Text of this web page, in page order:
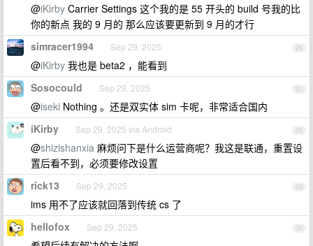
@iKirby Carrier Settings 这个我的是 55 开头的 build 号我的比
你的新点 我的 9 月的 那么应该要更新到 9 月的才行
26
simracer1994 Sep 29, 2025
@iKirby 我也是 beta2 ，能看到
27
Sosocould Sep 29, 2025
@iseki Nothing 。还是双实体 sim 卡呢，非常适合国内
28
iKirby Sep 29, 2025 via Android
@shizishanxia 麻烦问下是什么运营商呢？我这是联通，重置设
置后看不到，必须要修改设置
29
rick13 Sep 29, 2025
ims 用不了应该就回落到传统 cs 了
30
hellofox Sep 29, 2025